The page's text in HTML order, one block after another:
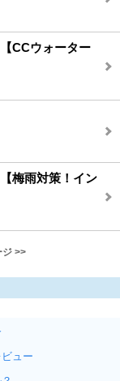
CCウォーター
梅雨対策！イン
>>
ュー